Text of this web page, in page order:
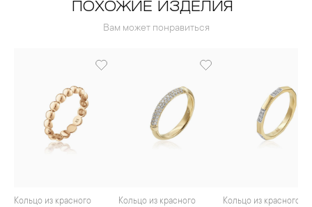
ПОХОЖИЕ ИЗДЕЛИЯ
Вам может понравиться
Кольцо из красного
Кольцо из красного
Кольцо из красного